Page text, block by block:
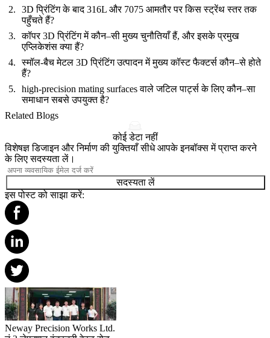
3D प्रिंटिंग के बाद 316L और 7075 आमतौर पर किस स्ट्रेंथ स्तर तक
पहुँचते हैं?
कॉपर 3D प्रिंटिंग में कौन–सी मुख्य चुनौतियाँ हैं, और इसके प्रमुख
एप्लिकेशंस क्या हैं?
स्मॉल-बैच मेटल 3D प्रिंटिंग उत्पादन में मुख्य कॉस्ट फैक्टर्स कौन–से होते
हैं?
high-precision mating surfaces वाले जटिल पार्ट्स के लिए कौन–सा
समाधान सबसे उपयुक्त है?
Related Blogs
कोई डेटा नहीं
विशेषज्ञ डिजाइन और निर्माण की युक्तियाँ सीधे आपके इनबॉक्स में प्राप्त करने
के लिए सदस्यता लें।
सदस्यता लें
इस पोस्ट को साझा करें:
Neway Precision Works Ltd.